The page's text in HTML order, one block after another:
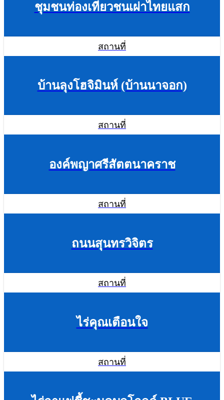
ชุมชนท่องเที่ยวชนเผ่าไทยแสก
สถานที่
บ้านลุงโฮจิมินห์ (บ้านนาจอก)
สถานที่
องค์พญาศรีสัตตนาคราช
สถานที่
ถนนสุนทรวิจิตร
สถานที่
ไร่คุณเตือนใจ
สถานที่